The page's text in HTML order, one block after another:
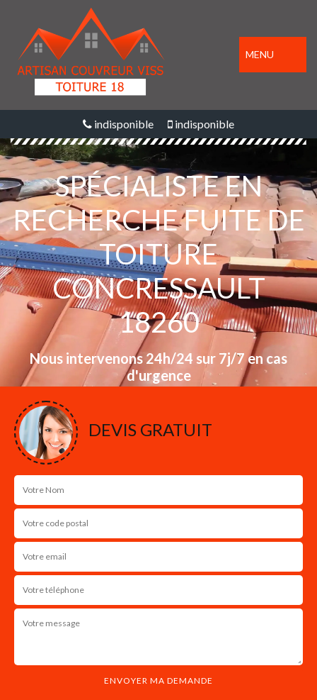
MENU
indisponible indisponible
SPÉCIALISTE EN
RECHERCHE FUITE DE
TOITURE
CONCRESSAULT
18260
Nous intervenons 24h/24 sur 7j/7 en cas
d'urgence
DEVIS GRATUIT